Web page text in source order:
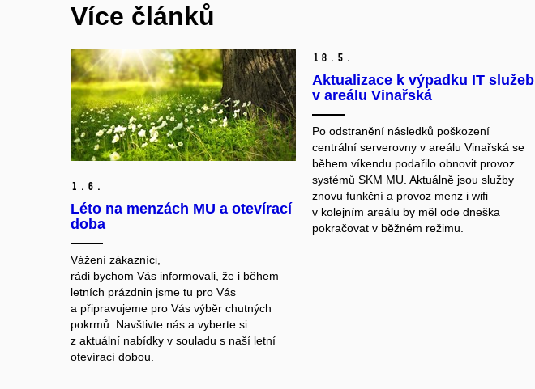
Více článků
1. 6.
Léto na menzách MU a otevírací
doba
Vážení zákazníci,
rádi bychom Vás informovali, že i během
letních prázdnin jsme tu pro Vás
a připravujeme pro Vás výběr chutných
pokrmů. Navštivte nás a vyberte si
z aktuální nabídky v souladu s naší letní
otevírací dobou.
18. 5.
Aktualizace k výpadku IT služeb
v areálu Vinařská
Po odstranění následků poškození
centrální serverovny v areálu Vinařská se
během víkendu podařilo obnovit provoz
systémů SKM MU. Aktuálně jsou služby
znovu funkční a provoz menz i wifi
v kolejním areálu by měl ode dneška
pokračovat v běžném režimu.